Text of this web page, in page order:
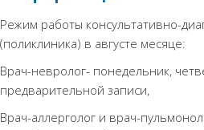
Режим работы консультативно-
(поликлиника) в августе месяце:
Врач-невролог- понедельник,
предварительной записи,
Врач-аллерголог и врач-